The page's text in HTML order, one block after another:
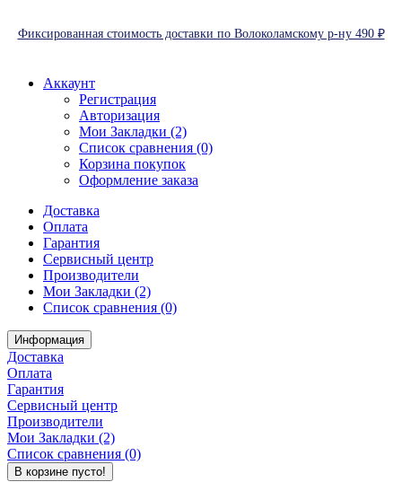
Фиксированная стоимость доставки по Волоколамскому р-ну 490 ₽
Аккаунт
Регистрация
Авторизация
Мои Закладки (2)
Список сравнения (0)
Корзина покупок
Оформление заказа
Доставка
Оплата
Гарантия
Сервисный центр
Производители
Мои Закладки (2)
Список сравнения (0)
Информация
Доставка
Оплата
Гарантия
Сервисный центр
Производители
Мои Закладки (2)
Список сравнения (0)
В корзине пусто!